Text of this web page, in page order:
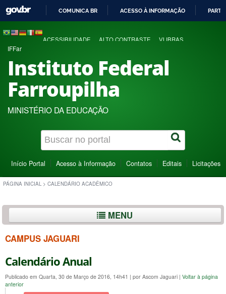
COMUNICA BR ACESSO À INFORMAÇÃO
ACESSIBILIDADE ALTO CONTRASTE VLIBRAS
IFFar
Instituto Federal
Farroupilha
MINISTÉRIO DA EDUCAÇÃO
Início Portal Acesso à Informação Contatos Editais Licitações
PÁGINA INICIAL > CALENDÁRIO ACADÊMICO
MENU
CAMPUS JAGUARI
Calendário Anual
Publicado em Quarta, 30 de Março de 2016, 14h41 | por Ascom Jaguari | Voltar à página
anterior